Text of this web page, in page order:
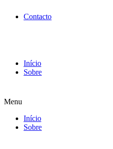
Contacto
Início
Sobre
Menu
Início
Sobre